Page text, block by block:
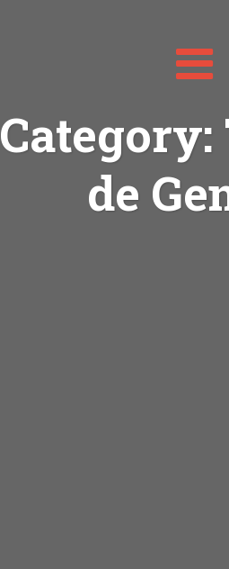
Toggle
de